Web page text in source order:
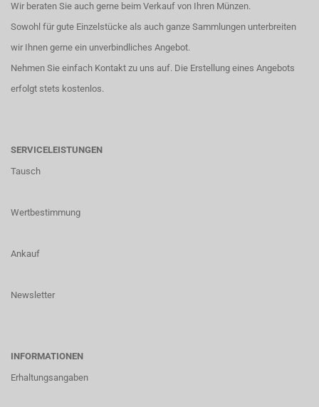
Wir beraten Sie auch gerne beim Verkauf von Ihren Münzen.
Sowohl für gute Einzelstücke als auch ganze Sammlungen unterbreiten
wir Ihnen gerne ein unverbindliches Angebot.
Nehmen Sie einfach Kontakt zu uns auf. Die Erstellung eines Angebots
erfolgt stets kostenlos.
SERVICELEISTUNGEN
Tausch
Wertbestimmung
Ankauf
Newsletter
INFORMATIONEN
Erhaltungsangaben